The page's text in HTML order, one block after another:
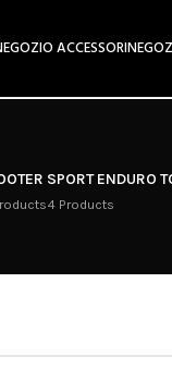
ACCESSORI
SPORT ENDURO
4 Products